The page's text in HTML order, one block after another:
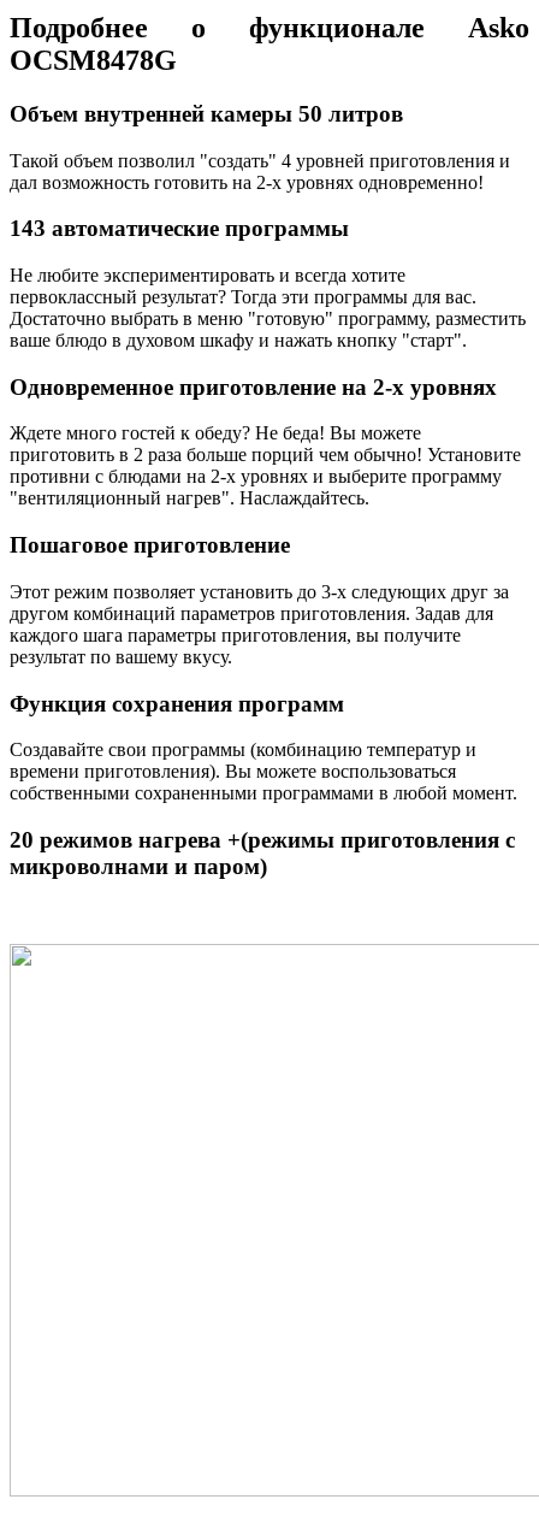
Подробнее о функционале Asko
OCSM8478G
Объем внутренней камеры 50 литров
Такой объем позволил "создать" 4 уровней приготовления и
дал возможность готовить на 2-х уровнях одновременно!
143 автоматические программы
Не любите экспериментировать и всегда хотите
первоклассный результат? Тогда эти программы для вас.
Достаточно выбрать в меню "готовую" программу, разместить
ваше блюдо в духовом шкафу и нажать кнопку "старт".
Одновременное приготовление на 2-х уровнях
Ждете много гостей к обеду? Не беда! Вы можете
приготовить в 2 раза больше порций чем обычно! Установите
противни с блюдами на 2-х уровнях и выберите программу
"вентиляционный нагрев". Наслаждайтесь.
Пошаговое приготовление
Этот режим позволяет установить до 3-х следующих друг за
другом комбинаций параметров приготовления. Задав для
каждого шага параметры приготовления, вы получите
результат по вашему вкусу.
Функция сохранения программ
Создавайте свои программы (комбинацию температур и
времени приготовления). Вы можете воспользоваться
собственными сохраненными программами в любой момент.
20 режимов нагрева +(режимы приготовления с
микроволнами и паром)